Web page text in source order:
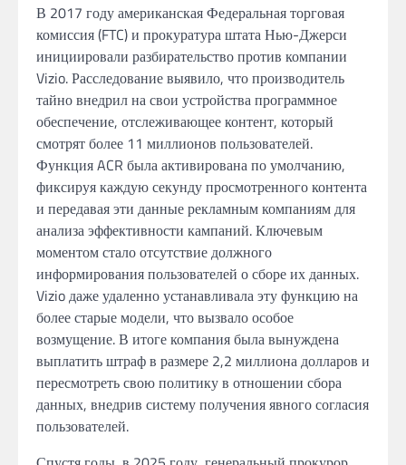
В 2017 году американская Федеральная торговая
комиссия (FTC) и прокуратура штата Нью-Джерси
инициировали разбирательство против компании
Vizio. Расследование выявило, что производитель
тайно внедрил на свои устройства программное
обеспечение, отслеживающее контент, который
смотрят более 11 миллионов пользователей.
Функция ACR была активирована по умолчанию,
фиксируя каждую секунду просмотренного контента
и передавая эти данные рекламным компаниям для
анализа эффективности кампаний. Ключевым
моментом стало отсутствие должного
информирования пользователей о сборе их данных.
Vizio даже удаленно устанавливала эту функцию на
более старые модели, что вызвало особое
возмущение. В итоге компания была вынуждена
выплатить штраф в размере 2,2 миллиона долларов и
пересмотреть свою политику в отношении сбора
данных, внедрив систему получения явного согласия
пользователей.